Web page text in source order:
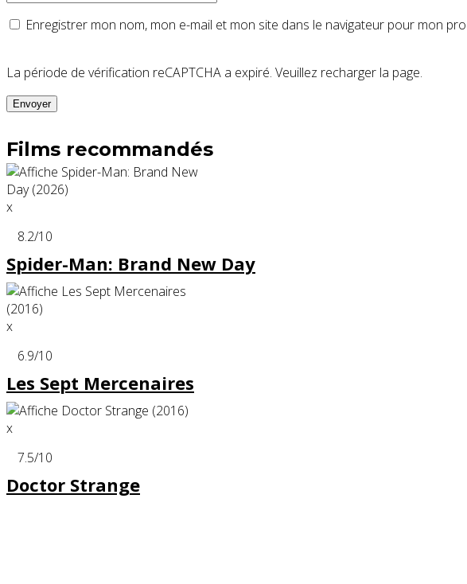
Enregistrer mon nom, mon e-mail et mon site dans le navigateur pour mon
La période de vérification reCAPTCHA a expiré. Veuillez recharger la page.
Films recommandés
x
8.2/10
Spider-Man: Brand New Day
x
6.9/10
Les Sept Mercenaires
x
7.5/10
Doctor Strange